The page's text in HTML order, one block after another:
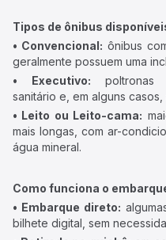
Tipos de ônibus
• Convencional: ônibus
geralmente possuem uma
• Executivo: poltronas
sanitário e, em alguns casos,
• Leito ou Leito-cama:
mais longas, com ar-
água mineral.
Como funciona o
• Embarque direto:
bilhete digital, sem